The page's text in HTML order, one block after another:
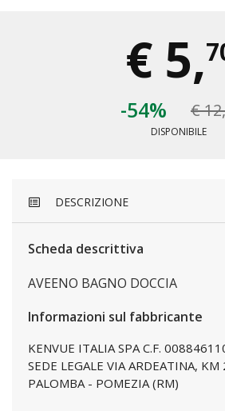
€ 5,
-54% €
DISPONIBILE
DESCRIZIONE
Scheda descrittiva
AVEENO BAGNO DOCCIA
Informazioni sul fabbricante
KENVUE ITALIA SPA C.F.
SEDE LEGALE VIA ARDEATINA,
PALOMBA - POMEZIA (RM)